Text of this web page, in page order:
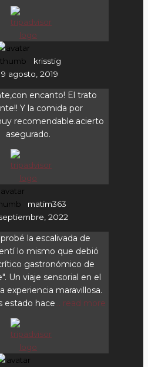
krisstig
agosto, 2019
encanto! El trato
Y la comida por
recomendable.acierto
asegurado.
matim363
2022
la escalivada de
lo mismo que debió
gastronómico de
Un viaje sensorial en el
experiencia maravillosa.
estado hace... read more